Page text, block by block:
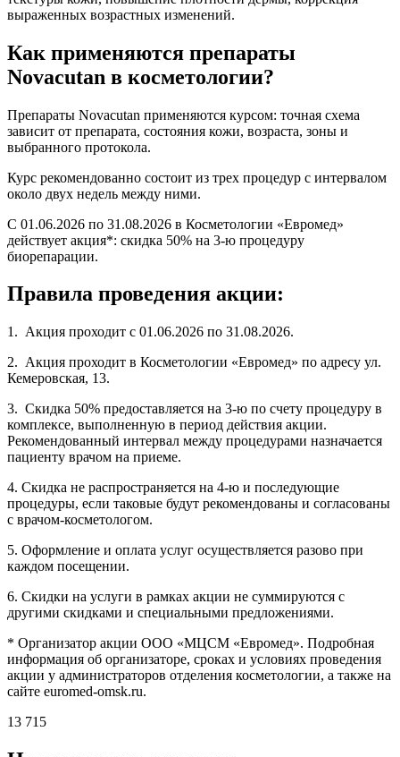
выраженных возрастных изменений.
Как применяются препараты
Novacutan в косметологии?
Препараты Novacutan применяются курсом: точная схема
зависит от препарата, состояния кожи, возраста, зоны и
выбранного протокола.
Курс рекомендованно состоит из трех процедур с интервалом
около двух недель между ними.
С 01.06.2026 по 31.08.2026 в Косметологии «Евромед»
действует акция*: скидка 50% на 3-ю процедуру
биорепарации.
Правила проведения акции:
1. Акция проходит с 01.06.2026 по 31.08.2026.
2. Акция проходит в Косметологии «Евромед» по адресу ул.
Кемеровская, 13.
3. Скидка 50% предоставляется на 3-ю по счету процедуру в
комплексе, выполненную в период действия акции.
Рекомендованный интервал между процедурами назначается
пациенту врачом на приеме.
4. Скидка не распространяется на 4-ю и последующие
процедуры, если таковые будут рекомендованы и согласованы
с врачом-косметологом.
5. Оформление и оплата услуг осуществляется разово при
каждом посещении.
6. Скидки на услуги в рамках акции не суммируются с
другими скидками и специальными предложениями.
* Организатор акции ООО «МЦСМ «Евромед». Подробная
информация об организаторе, сроках и условиях проведения
акции у администраторов отделения косметологии, а также на
сайте euromed-omsk.ru.
13 715